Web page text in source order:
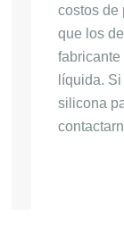
costos de
que los
líquida.
silicona